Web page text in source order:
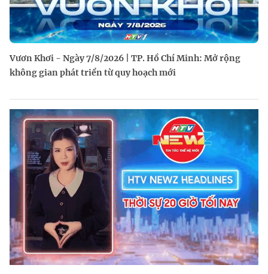
Vươn Khơi - Ngày 7/8/2026 | TP. Hồ Chí Minh: Mở rộng
không gian phát triển từ quy hoạch mới